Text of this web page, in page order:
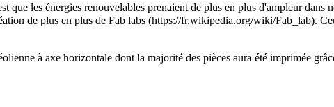
les énergies renouvelables prenaient de plus en plus d'ampleur dans
de plus en plus de Fab labs
.
à axe horizontale dont la majorité des pièces aura été imprimée